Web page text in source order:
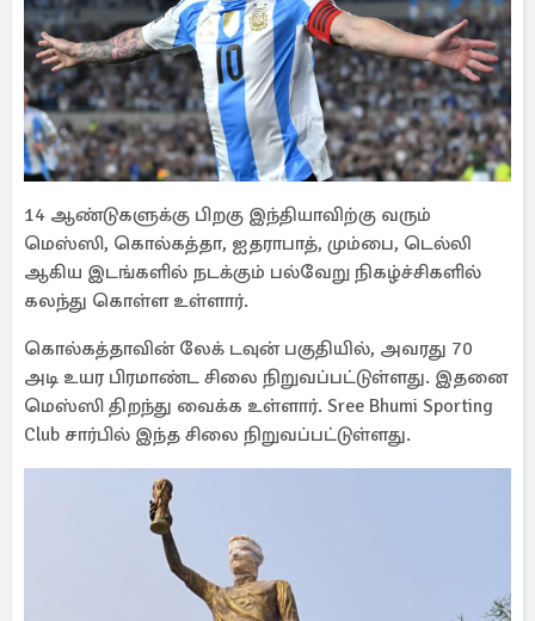
14 ஆண்டுகளுக்கு பிறகு இந்தியாவிற்கு வரும்
மெஸ்ஸி, கொல்கத்தா, ஐதராபாத், மும்பை, டெல்லி
ஆகிய இடங்களில் நடக்கும் பல்வேறு நிகழ்ச்சிகளில்
கலந்து கொள்ள உள்ளார்.
கொல்கத்தாவின் லேக் டவுன் பகுதியில், அவரது 70
அடி உயர பிரமாண்ட சிலை நிறுவப்பட்டுள்ளது. இதனை
மெஸ்ஸி திறந்து வைக்க உள்ளார். Sree Bhumi Sporting
Club சார்பில் இந்த சிலை நிறுவப்பட்டுள்ளது.